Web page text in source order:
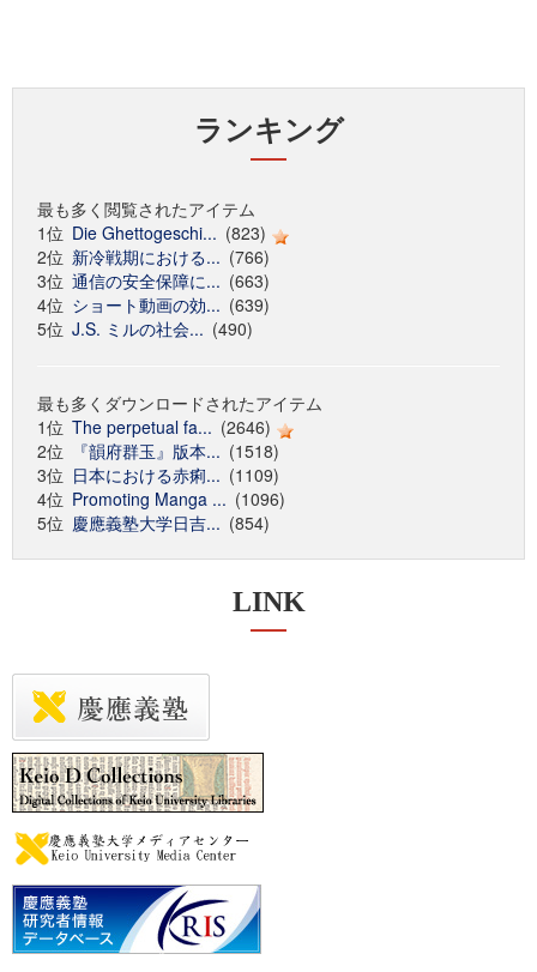
ランキング
最も多く閲覧されたアイテム
1位 Die Ghettogeschi... (823)
2位 新冷戦期における... (766)
3位 通信の安全保障に... (663)
4位 ショート動画の効... (639)
5位 J.S. ミルの社会... (490)
最も多くダウンロードされたアイテム
1位 The perpetual fa... (2646)
2位
『韻府群玉』版本... (1518)
3位 日本における赤痢... (1109)
4位 Promoting Manga ... (1096)
5位 慶應義塾大学日吉... (854)
LINK